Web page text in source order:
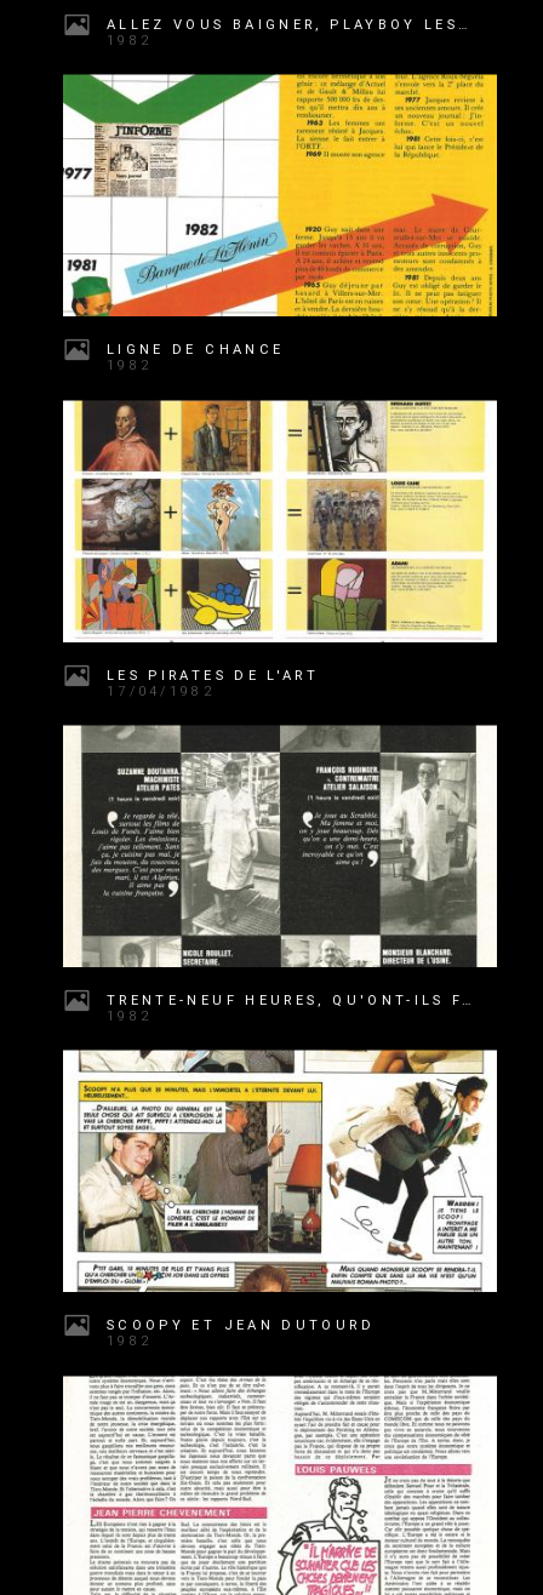
ALLEZ VOUS BAIGNER, PLAYBOY LES A LU POUR VOUS
1982
LIGNE DE CHANCE
1982
LES PIRATES DE L'ART
17/04/1982
TRENTE-NEUF HEURES, QU'ONT-ILS FAIT DE LA QUARANTIÈME ?
1982
SCOOPY ET JEAN DUTOURD
1982